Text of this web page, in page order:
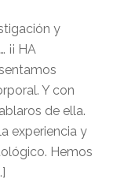
y
HA
Y con
de ella.
experiencia y
Hemos